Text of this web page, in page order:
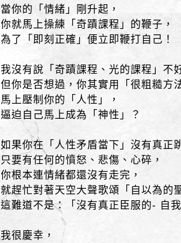
當你的「情緒」剛升起，
你就馬上操練「奇蹟課程」的鞭子，
為了「即刻正確」便立即鞭打自己！
我沒有說「奇蹟課程、光的課程」不
但你是否想過，你其實用「很粗糙方
馬上壓制你的「人性」，
逼迫自己馬上成為「神性」？
如果你在「人性矛盾當下」沒有真正
只要有任何的憤怒、悲傷、心碎，
你根本連情緒都還沒有走完，
就趕忙對著天空大聲歌頌「自以為的
這難道不是：「沒有真正臣服的- 自
我很慶幸，